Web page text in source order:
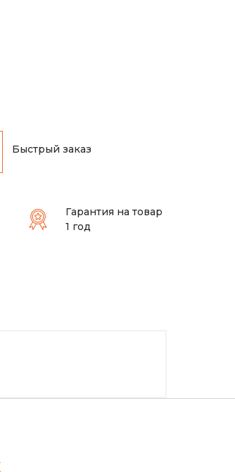
Быстрый заказ
Гарантия на товар
1 год